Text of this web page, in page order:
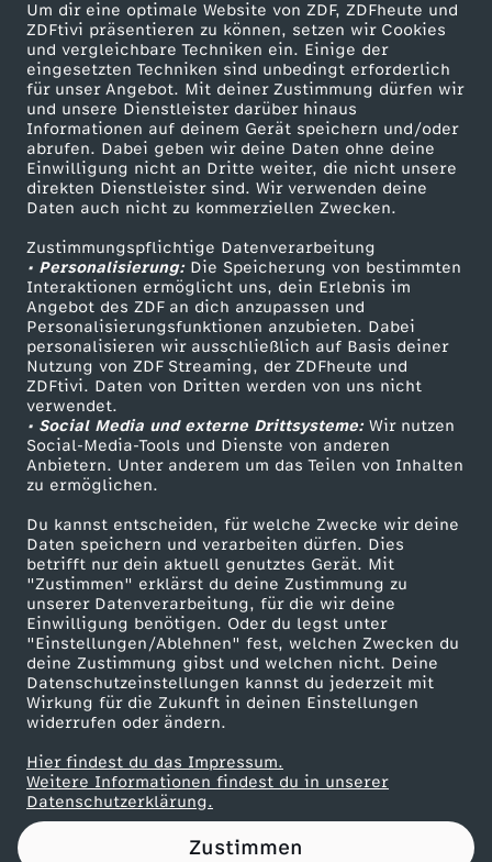
Um dir eine optimale Website von ZDF, ZDFheute und
ZDFtivi präsentieren zu können, setzen wir Cookies
und vergleichbare Techniken ein. Einige der
eingesetzten Techniken sind unbedingt erforderlich
für unser Angebot. Mit deiner Zustimmung dürfen wir
und unsere Dienstleister darüber hinaus
Informationen auf deinem Gerät speichern und/oder
abrufen. Dabei geben wir deine Daten ohne deine
Einwilligung nicht an Dritte weiter, die nicht unsere
direkten Dienstleister sind. Wir verwenden deine
Daten auch nicht zu kommerziellen Zwecken.
Zustimmungspflichtige Datenverarbeitung
• Personalisierung:Die Speicherung von bestimmten
Interaktionen ermöglicht uns, dein Erlebnis im
Angebot des ZDF an dich anzupassen und
Personalisierungsfunktionen anzubieten. Dabei
personalisieren wir ausschließlich auf Basis deiner
Nutzung von ZDF Streaming, der ZDFheute und
ZDFtivi. Daten von Dritten werden von uns nicht
verwendet.
• Social Media und externe Drittsysteme:Wir nutzen
Social-Media-Tools und Dienste von anderen
Anbietern. Unter anderem um das Teilen von Inhalten
zu ermöglichen.
Du kannst entscheiden, für welche Zwecke wir deine
Daten speichern und verarbeiten dürfen. Dies
betrifft nur dein aktuell genutztes Gerät. Mit
"Zustimmen" erklärst du deine Zustimmung zu
unserer Datenverarbeitung, für die wir deine
Einwilligung benötigen. Oder du legst unter
"Einstellungen/Ablehnen" fest, welchen Zwecken du
deine Zustimmung gibst und welchen nicht. Deine
Datenschutzeinstellungen kannst du jederzeit mit
Wirkung für die Zukunft in deinen Einstellungen
widerrufen oder ändern.
Hier findest du das Impressum.
Weitere Informationen findest du in unserer
Datenschutzerklärung.
Zustimmen
D
e
r
A
u
s
b
l
i
c
k
:
W
a
s
a
Mehr ZDF
ZDF-Apps
Smart TV
ZDFtext
Livestreams
Sendungen A-Z
TV-Programm
Service
ZDFmitreden
Kontakt zum ZDF
Tickets
Zuschauerservice
Hilfe
ZDF Unternehmen
Karriere
ZDF goes Schule
Werbefernsehen
Mainzelmännchen
Partner